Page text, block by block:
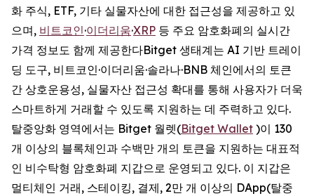
화 주식, ETF, 기타 실물자산에 대한 접근성을 제공하고 있
으며, 비트코인·이더리움·XRP 등 주요 암호화폐의 실시간
가격 정보도 함께 제공한다Bitget 생태계는 AI 기반 트레이
딩 도구, 비트코인·이더리움·솔라나·BNB 체인에서의 토큰
간 상호운용성, 실물자산 접근성 확대를 통해 사용자가 더욱
스마트하게 거래할 수 있도록 지원하는 데 주력하고 있다.
탈중앙화 영역에서는 Bitget 월렛(Bitget Wallet )이 130
개 이상의 블록체인과 수백만 개의 토큰을 지원하는 대표적
인 비수탁형 암호화폐 지갑으로 운영되고 있다. 이 지갑은
멀티체인 거래, 스테이킹, 결제, 2만 개 이상의 DApp(탈중